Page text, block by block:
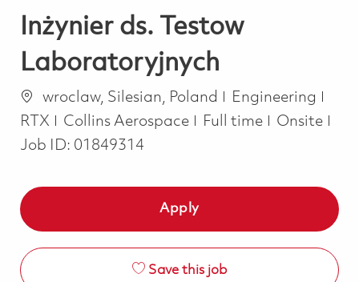
Inżynier ds. Testow
Laboratoryjnych
Location
wroclaw, Silesian, Poland Category
Engineering
RTX
Collins Aerospace Job Type
Full time
Onsite
Job ID: 01849314
Apply
Save this job